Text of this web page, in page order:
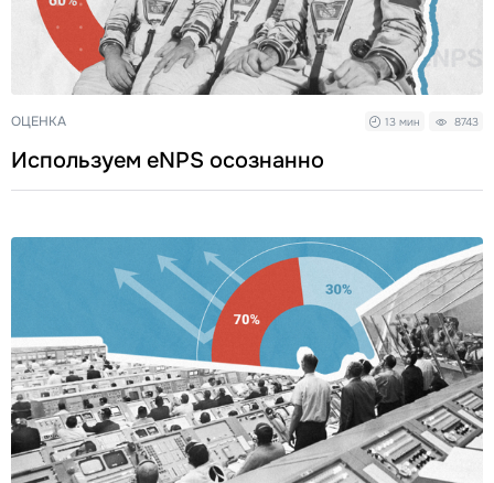
ОЦЕНКА 13 мин 8743
Используем eNPS осознанно